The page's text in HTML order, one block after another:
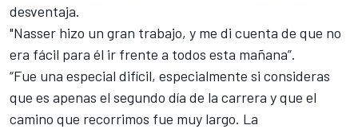
desventaja.
"Nasser hizo un gran trabajo, y me di cuenta de que no
era fácil para él ir frente a todos esta mañana”.
“Fue una especial difícil, especialmente si consideras
que es apenas el segundo día de la carrera y que el
camino que recorrimos fue muy largo. La